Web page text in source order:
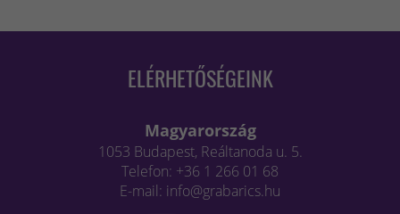
ELÉRHETŐSÉGEINK
Magyarország
1053 Budapest, Reáltanoda u. 5.
Telefon: +36 1 266 01 68
E-mail: info@grabarics.hu